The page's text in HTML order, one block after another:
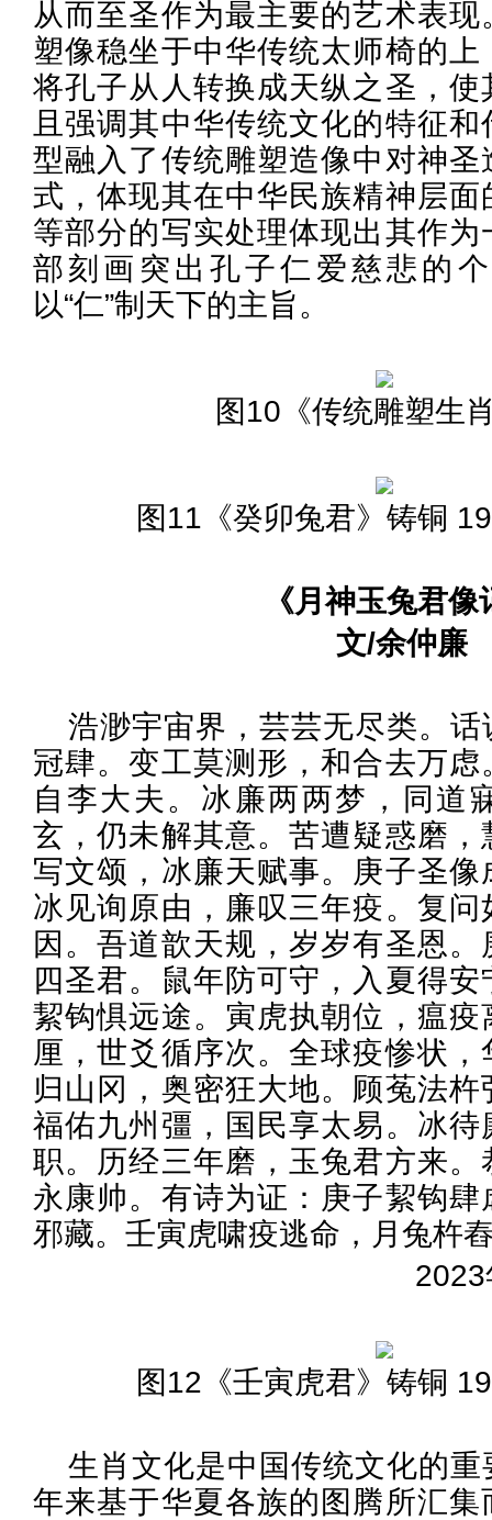
从而至圣作为最主要的艺术表
塑像稳坐于中华传统太师椅的
将孔子从人转换成天纵之圣，
且强调其中华传统文化的特征
型融入了传统雕塑造像中对神
式，体现其在中华民族精神层
等部分的写实处理体现出其作
部刻画突出孔子仁爱慈悲的
以“仁”制天下的主旨。
图10《传统雕塑生
图11《癸卯兔君》铸铜
《月神玉兔君像
文/余仲廉
浩渺宇宙界，芸芸无尽类。
冠肆。变工莫测形，和合去万
自李大夫。冰廉两两梦，同道
玄，仍未解其意。苦遭疑惑磨
写文颂，冰廉天赋事。庚子圣
冰见询原由，廉叹三年疫。复
因。吾道歆天规，岁岁有圣恩
四圣君。鼠年防可守，入夏得
絜钩惧远途。寅虎执朝位，瘟
厘，世爻循序次。全球疫惨状
归山冈，奥密狂大地。顾菟法
福佑九州彊，国民享太易。冰
职。历经三年磨，玉兔君方来
永康帅。有诗为证：庚子絜钩
邪藏。壬寅虎啸疫逃命，月兔杵
图12《壬寅虎君》铸铜
生肖文化是中国传统文化的
年来基于华夏各族的图腾所汇